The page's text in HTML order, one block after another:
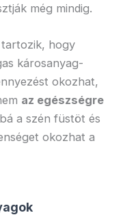
még mindig.
hogy
károsanyag-
okozhat,
az egészségre
a szén füstöt és
okozhat a